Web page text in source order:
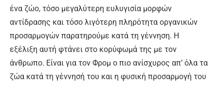
ένα ζώο, τόσο μεγαλύτερη ευλυγισία μορφών
αντίδρασης και τόσο λιγότερη πληρότητα οργανικών
προσαρμογών παρατηρούμε κατά τη γέννηση. Η
εξέλιξη αυτή φτάνει στο κορύφωμά της με τον
άνθρωπο. Είναι για τον Φρομ ο πιο ανίσχυρος απ’ όλα τα
ζώα κατά τη γέννησή του και η φυσική προσαρμογή του